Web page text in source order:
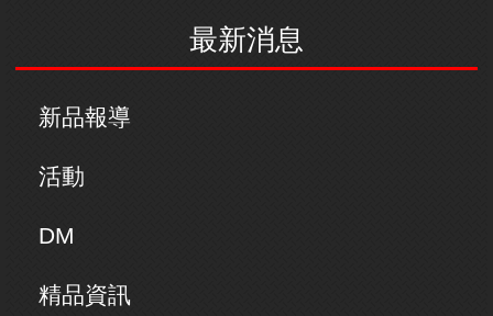
最新消息
新品報導
活動
DM
精品資訊